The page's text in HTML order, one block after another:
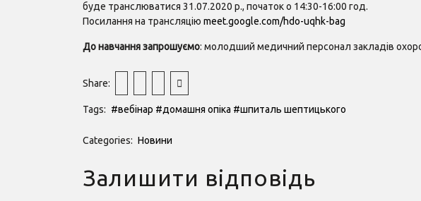
буде транслюватися 31.07.2020 р., початок о 14:30-16:00 год.
Посилання на трансляцію meet.google.com/hdo-uqhk-bag
До навчання запрошуємо: молодший медичний персонал закладів
Share:
Tags: #вебінар #домашня опіка #шпиталь шептицького
Categories: Новини
Залишити відповідь